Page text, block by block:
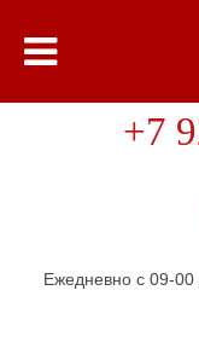
+7
Ежедневно с 09-00